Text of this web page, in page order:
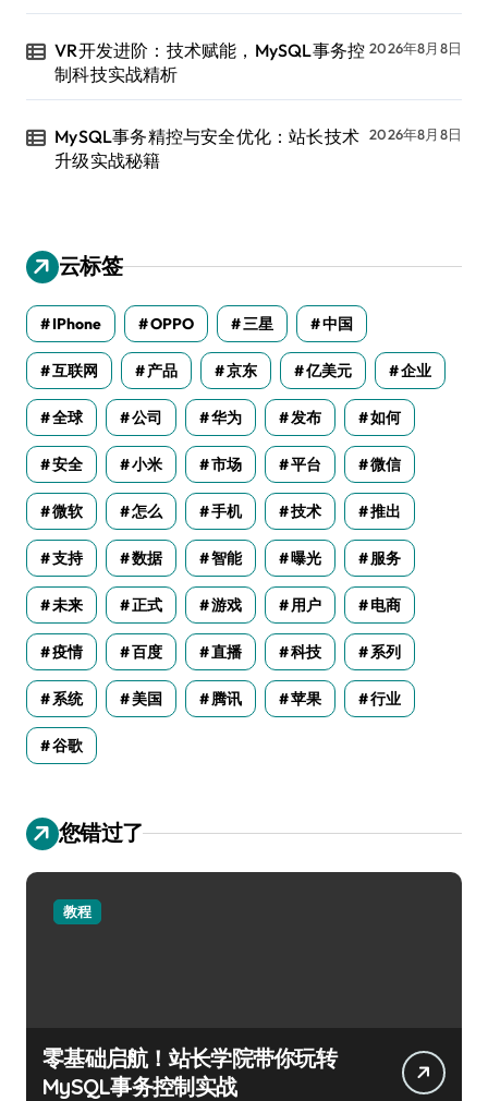
VR开发进阶：技术赋能，MySQL事务控
制科技实战精析
2026年8月8日
MySQL事务精控与安全优化：站长技术
升级实战秘籍
2026年8月8日
云标签
IPhone OPPO 三星 中国
互联网 产品 京东 亿美元 企业
全球 公司 华为 发布 如何
安全 小米 市场 平台 微信
微软 怎么 手机 技术 推出
支持 数据 智能 曝光 服务
未来 正式 游戏 用户 电商
疫情 百度 直播 科技 系列
系统 美国 腾讯 苹果 行业
谷歌
您错过了
教程
零基础启航！站长学院带你玩转
MySQL事务控制实战